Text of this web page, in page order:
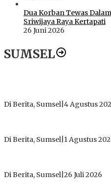
Dua Korban Tewas
Sriwijaya Raya Kertapati
26 Juni 2026
SUMSEL
Di Berita, Sumsel 4 Agustus
Di Berita, Sumsel 1 Agustus
Di Berita, Sumsel 26 Juli 2026